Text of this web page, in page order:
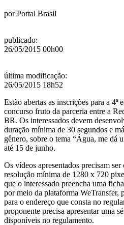
porPortal Brasil
publicado:
26/05/2015 00h00
última modificação:
26/05/2015 18h52
Estão abertas as inscrições para a 4ª
concurso fruto da parceria entre a
BR. Os interessados devem
duração mínima de 30 segundos e
gênero, sobre o tema “Água, me dá
até 15 de junho.
Os vídeos apresentados precisam
resolução mínima de 1280 x 720
que o interessado preencha uma
por meio da plataforma WeTransfer,
para o endereço que consta no
proponente precisa apresentar uma
disponíveis no regulamento.